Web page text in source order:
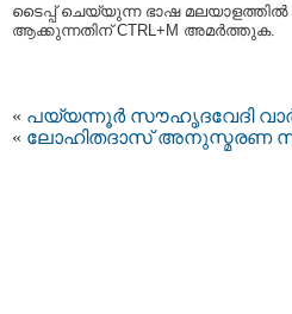
ടൈപ്പ്‌ ചെയ്യുന്ന ഭാഷ മലയാളത്തില്‍
ആക്കുന്നതിന് CTRL+M അമര്‍ത്തുക.
« പയ്യന്നൂര്‍ സൗഹൃദവേദി
« ലോഹിതദാസ് അനുസ്മരണ